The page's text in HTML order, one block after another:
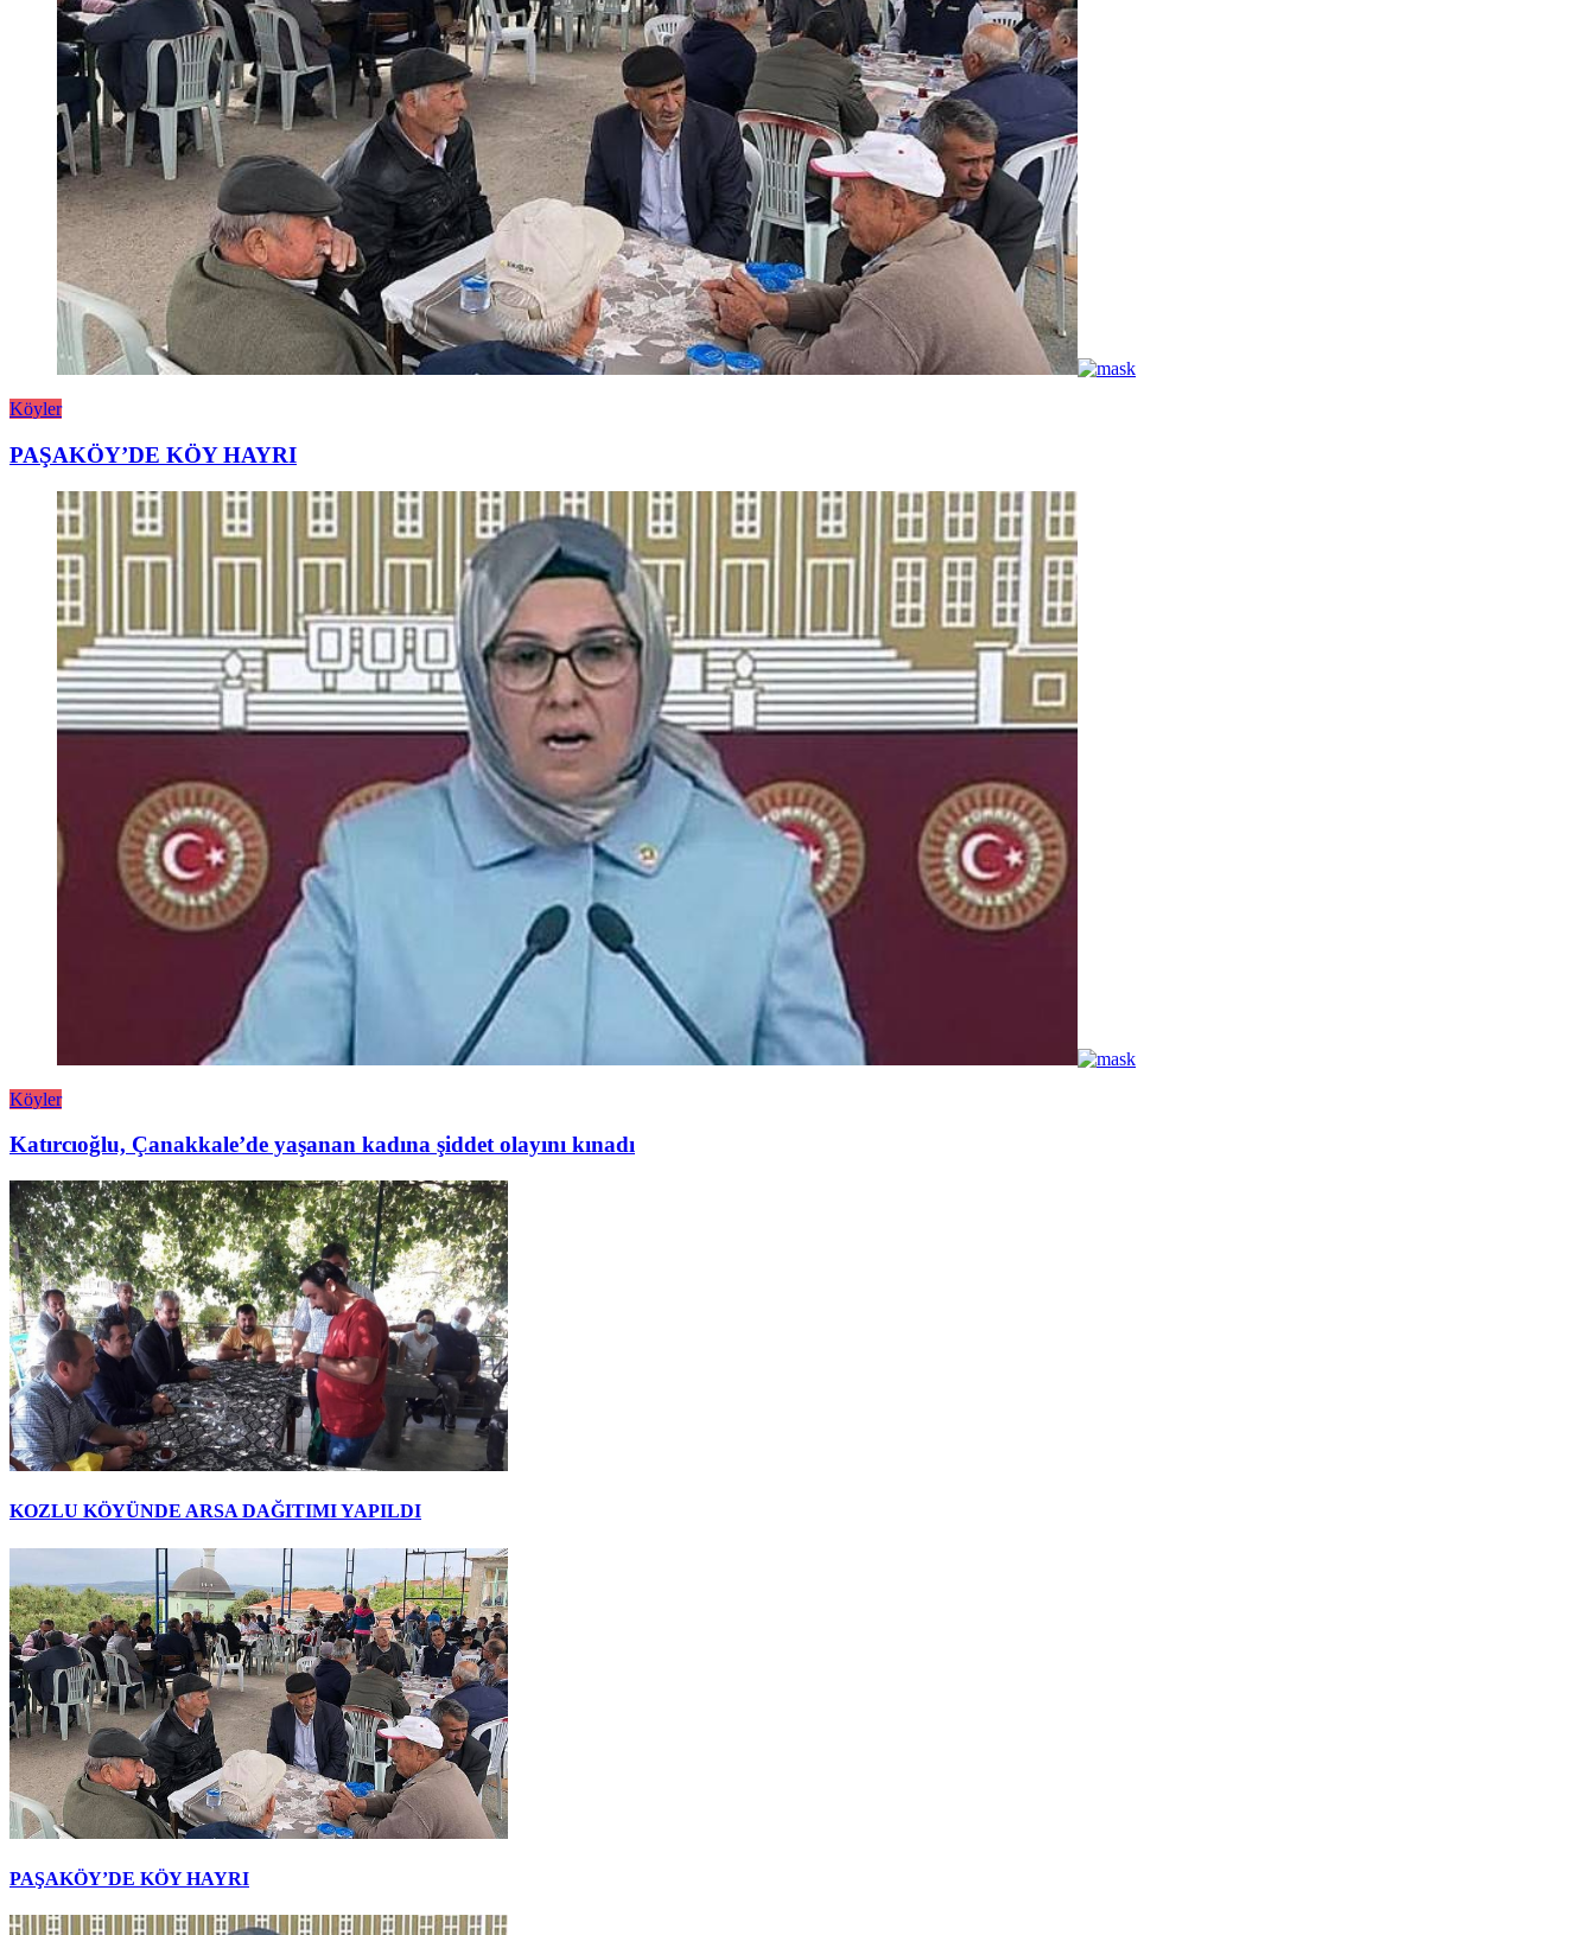
Köyler
PAŞAKÖY’DE KÖY HAYRI
Köyler
Katırcıoğlu, Çanakkale’de yaşanan kadına şiddet olayını kınadı
KOZLU KÖYÜNDE ARSA DAĞITIMI YAPILDI
PAŞAKÖY’DE KÖY HAYRI